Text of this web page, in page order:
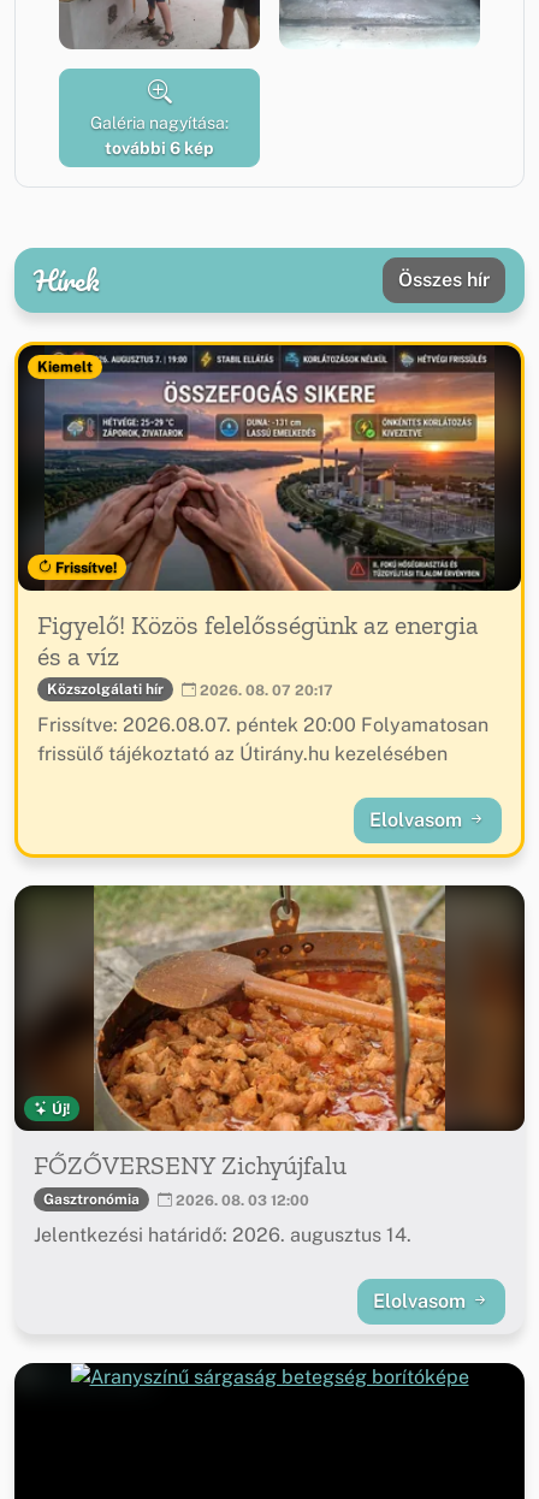
Galéria nagyítása:
további 6 kép
Hírek Összes hír
Kiemelt
Frissítve!
Figyelő! Közös felelősségünk az energia
és a víz
Közszolgálati hír 2026. 08. 07 20:17
Frissítve: 2026.08.07. péntek 20:00 Folyamatosan
frissülő tájékoztató az Útirány.hu kezelésében
Elolvasom
Új!
FŐZŐVERSENY Zichyújfalu
Gasztronómia 2026. 08. 03 12:00
Jelentkezési határidő: 2026. augusztus 14.
Elolvasom